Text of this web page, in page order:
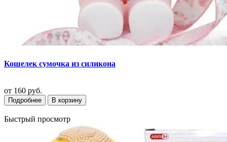
Кошелек сумочка из силикона
от 160 руб.
Подробнее В корзину
Быстрый просмотр